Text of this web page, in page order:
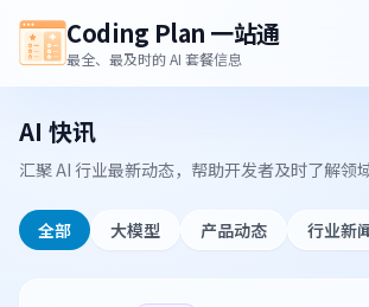
Coding Plan 一站通
最全、最及时的 AI 套餐信息
AI 快讯
汇聚 AI 行业最新动态，帮助开发者及时了解领
全部 大模型 产品动态 行业新